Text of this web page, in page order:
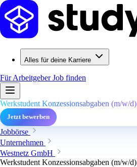
Alles für deine Karriere
Für ArbeitgeberJob finden
Werkstudent Konzessionsabgaben (m/w/d)
Jetzt bewerben
Jobbörse
Unternehmen
Westnetz GmbH
Werkstudent Konzessionsabgaben (m/w/d)